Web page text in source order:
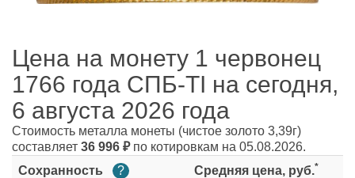
Цена на монету 1 червонец
1766 года СПБ-TI на сегодня,
6 августа 2026 года
Стоимость металла монеты (чистое золото 3,39г)
составляет 36 996 ₽по котировкам на 05.08.2026.
Сохранность
? Средняя цена, руб.*